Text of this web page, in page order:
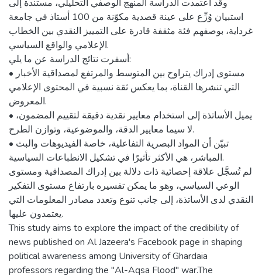
وقد اعتمدت الدراسة المنهج الوصفي التحليلي، مستندة إلى
استبيان وُزِّع على عينة قصدية مكوّنة من 100 أستاذ في جامعة
غرداية، بوصفهم فئة مثقفة قادرة على التمييز النقدي بين الخطاب
الإعلامي والواقع السياسي.
أسفرت نتائج الدراسة عن ما يلي:
• مستوى إدراك يتراوح بين المتوسط والمرتفع لمصداقية الأخبار
التي تنشرها القناة، بما يعكس ثقة نسبية في المحتوى الإعلامي
المعروض.
• يميل الأساتذة إلى استخدام معايير نقدية دقيقة لتقييم المضمون،
لا سيما معايير الدقة، والموضوعية، وتوازن الطرح.
• تبيّن أن المواد البصرية التفاعلية، خاصة الفيديوهات والبث
المباشر، هي الأكثر تأثيرًا في تشكيل الانطباعات السياسية.
لم تُسجَّل علاقة إحصائية ذات دلالة بين إدراك المصداقية ومستوى
الوعي السياسي، وهو ما يمكن تفسيره بارتفاع مستوى التفكير
النقدي لدى الأساتذة، إلى جانب تنوع وتعدد مصادر المعلومات التي
يعتمدون عليها.
This study aims to explore the impact of the credibility of
news published on Al Jazeera's Facebook page in shaping
political awareness among University of Ghardaia
professors regarding the "Al-Aqsa Flood" war.The